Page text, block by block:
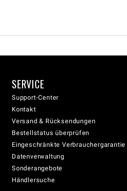
SERVICE
Support-Center
Kontakt
Versand & Rücksendungen
Bestellstatus überprüfen
Eingeschränkte Verbrauchergarantie
Datenverwaltung
Sonderangebote
Händlersuche